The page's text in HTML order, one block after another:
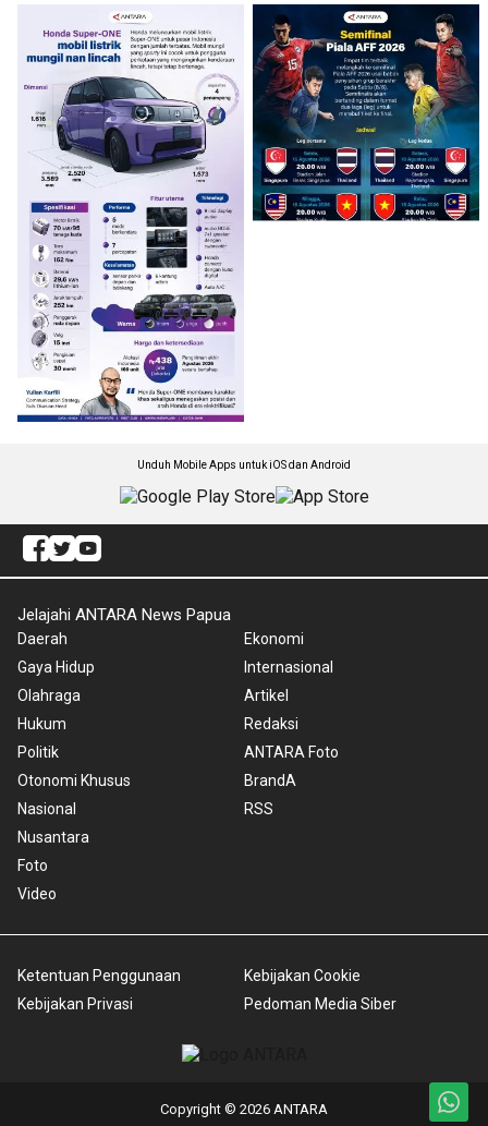
Unduh Mobile Apps untuk iOS dan Android
Jelajahi ANTARA News Papua
Daerah
Gaya Hidup
Olahraga
Hukum
Politik
Otonomi Khusus
Nasional
Nusantara
Foto
Video
Ekonomi
Internasional
Artikel
Redaksi
ANTARA Foto
BrandA
RSS
Ketentuan Penggunaan
Kebijakan Privasi
Kebijakan Cookie
Pedoman Media Siber
Copyright © 2026 ANTARA